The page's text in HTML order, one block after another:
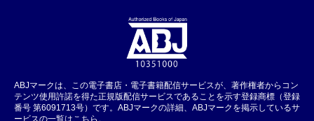
ABJマークは、この電子書店・電子書籍配信サービスが、著作権者からコン
テンツ使用許諾を得た正規版配信サービスであることを示す登録商標（登録
番号 第6091713号）です。ABJマークの詳細、ABJマークを掲示しているサ